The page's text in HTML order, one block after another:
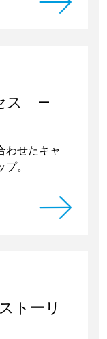
ス ―
わせたキャ
。
トーリ